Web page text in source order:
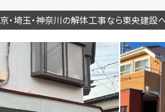
埼玉・神奈川の解体工事なら東央建設へ